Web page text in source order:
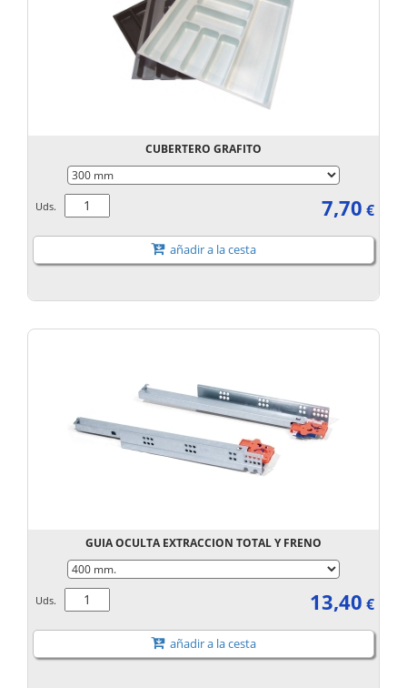
CUBERTERO GRAFITO
Uds. 7,70 €
añadir a la cesta
GUIA OCULTA EXTRACCION TOTAL Y FRENO
Uds. 13,40 €
añadir a la cesta